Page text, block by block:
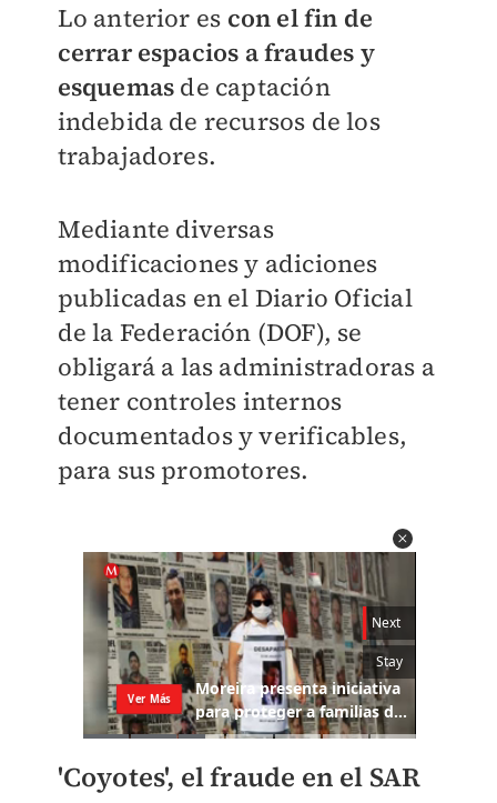
Lo anterior es con el fin de
cerrar espacios a fraudes y
esquemas de captación
indebida de recursos de los
trabajadores.
Mediante diversas
modificaciones y adiciones
publicadas en el Diario Oficial
de la Federación (DOF), se
obligará a las administradoras a
tener controles internos
documentados y verificables,
para sus promotores.
'Coyotes', el fraude en el SAR